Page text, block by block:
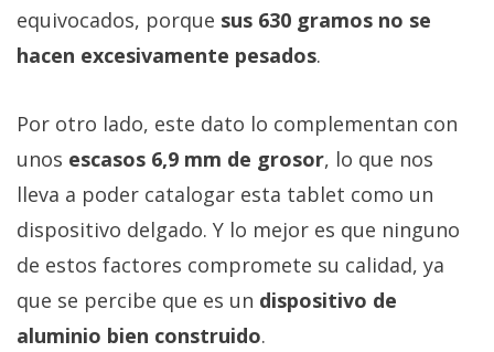
equivocados, porque sus 630 gramos no se
hacen excesivamente pesados.
Por otro lado, este dato lo complementan con
unos escasos 6,9 mm de grosor, lo que nos
lleva a poder catalogar esta tablet como un
dispositivo delgado. Y lo mejor es que ninguno
de estos factores compromete su calidad, ya
que se percibe que es un dispositivo de
aluminio bien construido.